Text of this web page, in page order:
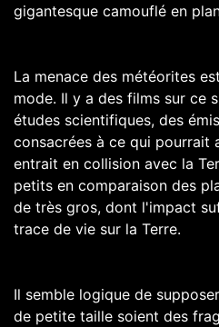
gigantesque camouflé en
La menace des météorites
mode. Il y a des films sur ce
études scientifiques, des
consacrées à ce qui pourrait
entrait en collision avec la
petits en comparaison des
de très gros, dont l'impact
trace de vie sur la Terre.
Il semble logique de
de petite taille soient des